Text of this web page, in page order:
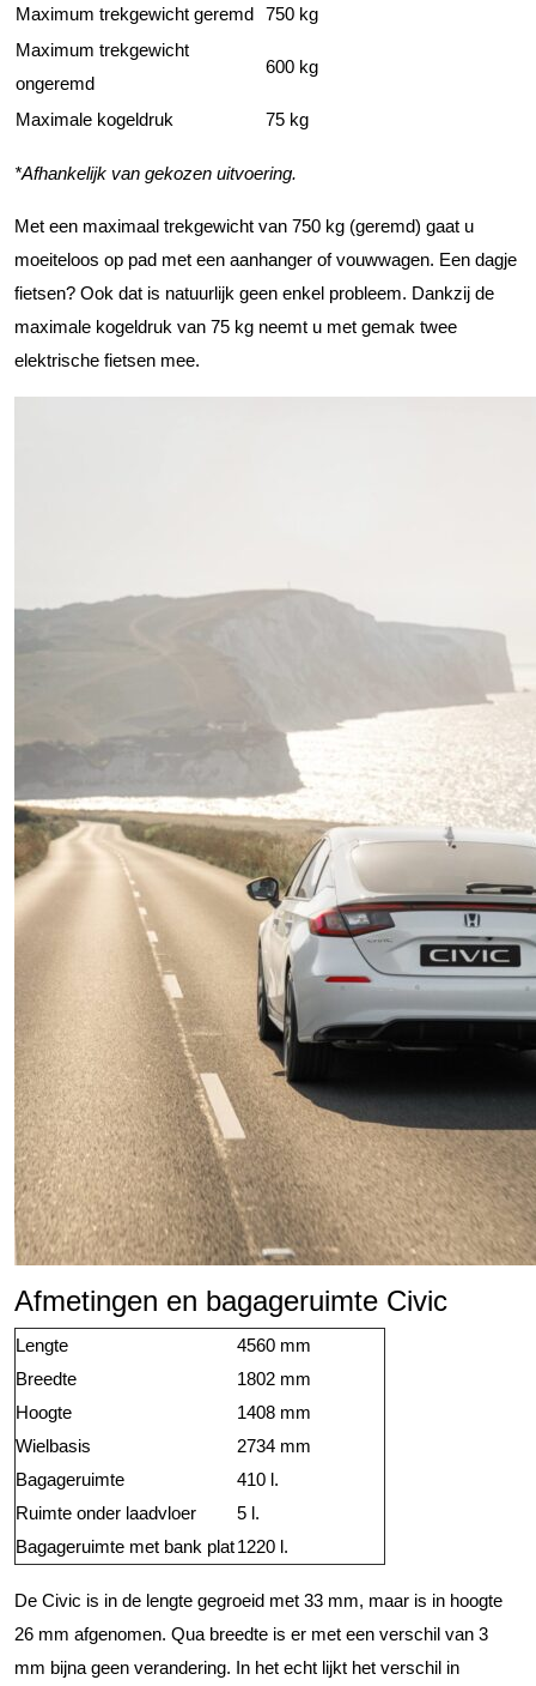
Maximum trekgewicht geremd 750 kg
Maximum trekgewicht
ongeremd
600 kg
Maximale kogeldruk 75 kg
*Afhankelijk van gekozen uitvoering.
Met een maximaal trekgewicht van 750 kg (geremd) gaat u
moeiteloos op pad met een aanhanger of vouwwagen. Een dagje
fietsen? Ook dat is natuurlijk geen enkel probleem. Dankzij de
maximale kogeldruk van 75 kg neemt u met gemak twee
elektrische fietsen mee.
Afmetingen en bagageruimte Civic
Lengte
4560 mm
Breedte
1802 mm
Hoogte
1408 mm
Wielbasis
2734 mm
Bagageruimte
410 l.
Ruimte onder laadvloer
5 l.
Bagageruimte met bank plat1220 l.
De Civic is in de lengte gegroeid met 33 mm, maar is in hoogte
26 mm afgenomen. Qua breedte is er met een verschil van 3
mm bijna geen verandering. In het echt lijkt het verschil in